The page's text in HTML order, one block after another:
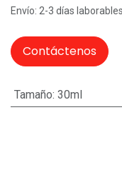
Envío: 2-3 días laborables
Contáctenos
Tamaño: 30ml